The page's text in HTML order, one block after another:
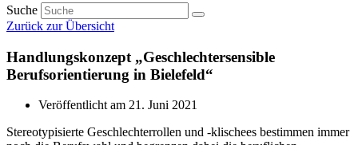
Suche
Zurück zur Übersicht
Handlungskonzept „Geschlechtersensible
Berufsorientierung in Bielefeld“
Veröffentlicht am 21. Juni 2021
Stereotypisierte Geschlechterrollen und -klischees bestimmen immer